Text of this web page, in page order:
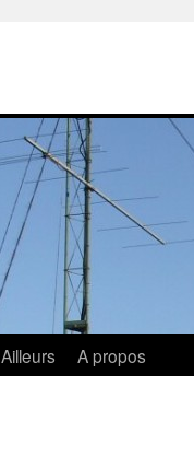
Ailleurs A propos